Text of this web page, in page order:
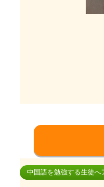
中国語を勉強する生徒へ